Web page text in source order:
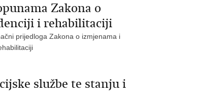
Zakona o
i rehabilitaciji
prijedloga Zakona o izmjenama i
službe te stanju i